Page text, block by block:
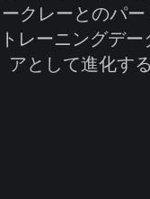
ークレーとのパ
トレーニングデ
アとして進化す